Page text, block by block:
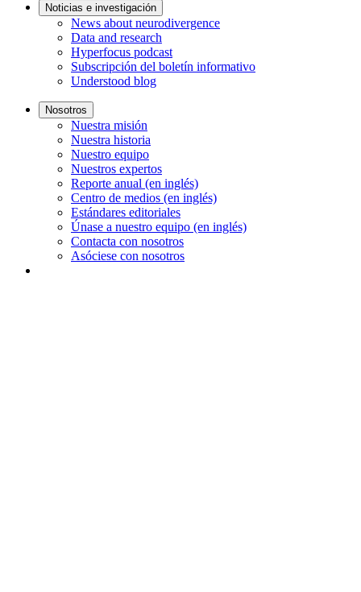
Noticias e investigación
News about neurodivergence
Data and research
Hyperfocus podcast
Subscripción del boletín informativo
Understood blog
Nosotros
Nuestra misión
Nuestra historia
Nuestro equipo
Nuestros expertos
Reporte anual (en inglés)
Centro de medios (en inglés)
Estándares editoriales
Únase a nuestro equipo (en inglés)
Contacta con nosotros
Asóciese con nosotros